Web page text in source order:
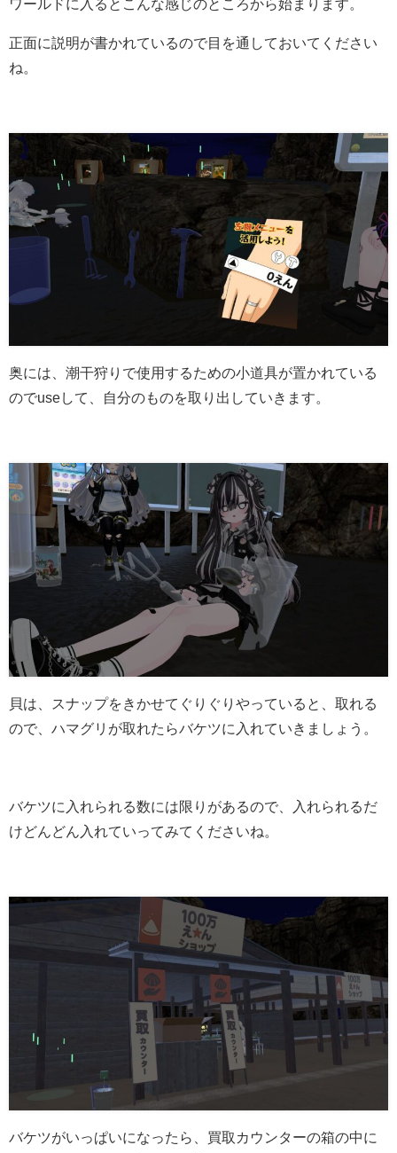
ワールドに入るとこんな感じのところから始まります。
正面に説明が書かれているので目を通しておいてください
ね。
奥には、潮干狩りで使用するための小道具が置かれている
のでuseして、自分のものを取り出していきます。
貝は、スナップをきかせてぐりぐりやっていると、取れる
ので、ハマグリが取れたらバケツに入れていきましょう。
バケツに入れられる数には限りがあるので、入れられるだ
けどんどん入れていってみてくださいね。
バケツがいっぱいになったら、買取カウンターの箱の中に